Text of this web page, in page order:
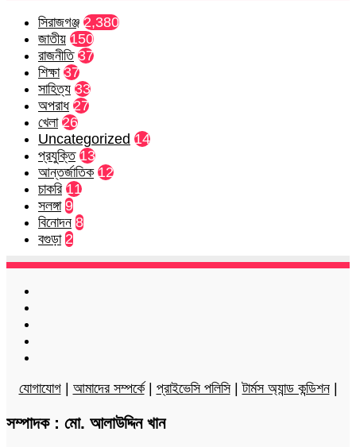
সিরাজগঞ্জ 2,380
জাতীয় 150
রাজনীতি 37
শিক্ষা 37
সাহিত্য 33
অপরাধ 27
খেলা 26
Uncategorized 14
প্রযুক্তি 13
আন্তর্জাতিক 12
চাকরি 11
সলঙ্গা 9
বিনোদন 8
বগুড়া 2
যোগাযোগ| আমাদের সম্পর্কে| প্রাইভেসি পলিসি|টার্মস অ্যান্ড কন্ডিশন|
সম্পাদক : মো. আলাউদ্দিন খান